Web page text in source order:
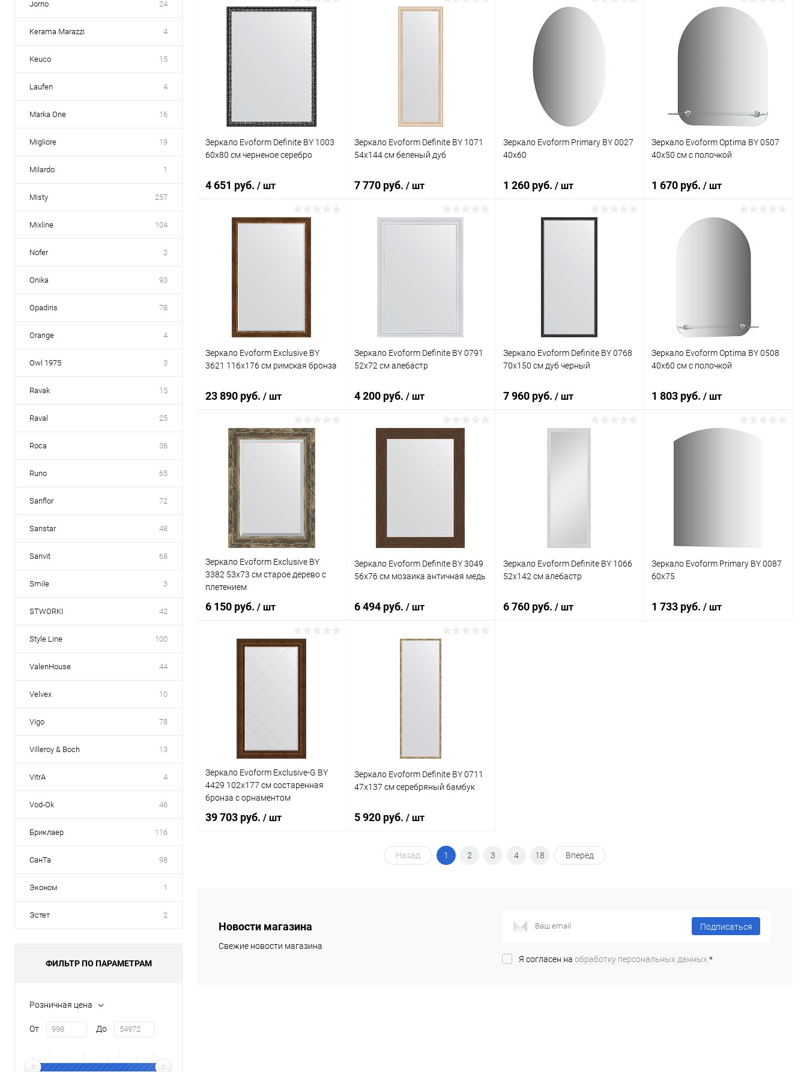
Jorno 24
Kerama Marazzi 4
Keuco 15
Laufen 4
Marka One 16
Migliore 19
Milardo 1
Misty 257
Mixline 104
Nofer 2
Onika 93
Opadiris 78
Orange 4
Owl 1975 3
Ravak 15
Raval 25
Roca 36
Runo 65
Sanflor 72
Sanstar 48
Sanvit 68
Smile 3
STWORKI 42
Style Line 100
ValenHouse 44
Velvex 10
Vigo 78
Villeroy & Boch 13
VitrA 4
Vod-Ok 46
Бриклаер 116
СанТа 98
Эконом 1
Эстет 2
ФИЛЬТР ПО ПАРАМЕТРАМ
Розничная цена
От До
Купить в 1 клик К сравнению
В избранное Под заказ
Купить в 1 клик
В избранное
В корзину
Купить в 1 клик
В избранное
Купить в 1 клик
Зеркало Evoform Definite BY 1003
60x80 см черненое серебро
4 651 руб. / шт
Купить в 1 клик К сравнению
В избранное Под заказ
Зеркало Evoform Definite BY 1071
54x144 см беленый дуб
7 770 руб. / шт
Купить в 1 клик
Под заказ
Зеркало Evoform Primary BY 0027
40x60
1 260 руб. / шт
Зеркало Evoform Optima BY 0507
40x50 см с полочкой
1 670 руб./ шт
В корзину
Зеркало Evoform Exclusive BY
3621 116x176 см римская бронза
23 890 руб. / шт
В корзину
Купить в 1 клик К сравнению
В избранное Под заказ
Зеркало Evoform Definite BY 0791
52x72 см алебастр
4 200 руб. / шт
Купить в 1 клик К сравнению
В избранное Под заказ
Зеркало Evoform Definite BY 0768
70x150 см дуб черный
7 960 руб. / шт
Зеркало Evoform Optima BY 0508
40x60 см с полочкой
1 803 руб./ шт
Зеркало Evoform Exclusive BY
3382 53x73 см старое дерево с
плетением
6 150 руб. / шт
Купить в 1 клик К сравнению
В избранное Под заказ
Зеркало Evoform Definite BY 3049
56x76 см мозаика античная медь
6 494 руб. / шт
В корзину
Купить в 1 клик К сравнению
В избранное
Зеркало Evoform Definite BY 1066
52x142 см алебастр
6 760 руб. / шт
Зеркало Evoform Primary BY 0087
60x75
1 733 руб./ шт
Зеркало Evoform Exclusive-G BY
4429 102x177 см состаренная
бронза с орнаментом
39 703 руб. / шт
Зеркало Evoform Definite BY 0711
47x137 см серебряный бамбук
5 920 руб. / шт
В корзину
Назад 1 2 3 4 18 Вперед
Новости магазина
Свежие новости магазина
Подписаться
Я согласен на обработку персональных данных. *